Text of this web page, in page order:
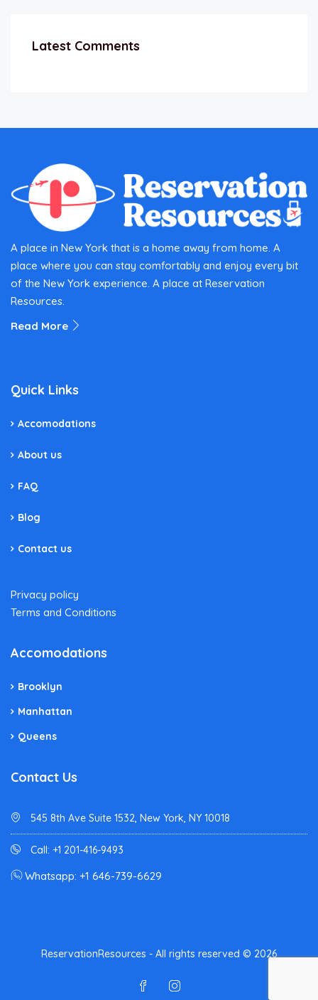
Latest Comments
A place in New York that is a home away from home. A
place where you can stay comfortably and enjoy every bit
of the New York experience. A place at Reservation
Resources.
Read More
Quick Links
Accomodations
About us
FAQ
Blog
Contact us
Privacy policy
Terms and Conditions
Accomodations
Brooklyn
Manhattan
Queens
Contact Us
545 8th Ave Suite 1532, New York, NY 10018
Call: +1 201-416-9493
Whatsapp: +1 646-739-6629
ReservationResources - All rights reserved © 2026